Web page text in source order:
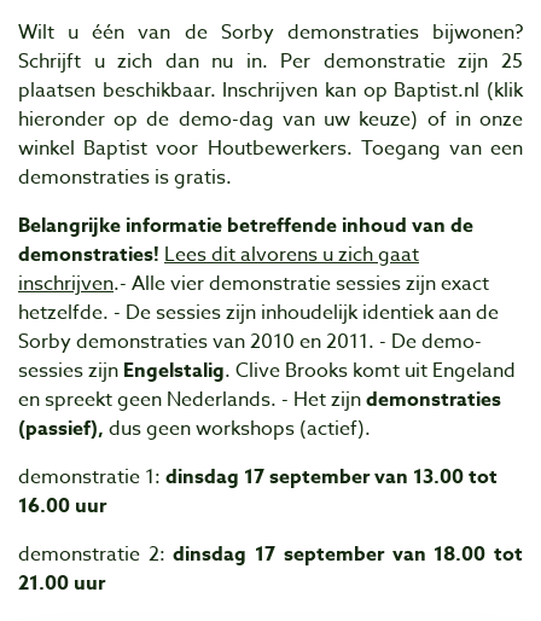
Wilt u één van de Sorby demonstraties bijwonen?
Schrijft u zich dan nu in. Per demonstratie zijn 25
plaatsen beschikbaar. Inschrijven kan op Baptist.nl (klik
hieronder op de demo-dag van uw keuze) of in onze
winkel Baptist voor Houtbewerkers. Toegang van een
demonstraties is gratis.
Belangrijke informatie betreffende inhoud van de
demonstraties! Lees dit alvorens u zich gaat
inschrijven.- Alle vier demonstratie sessies zijn exact
hetzelfde. - De sessies zijn inhoudelijk identiek aan de
Sorby demonstraties van 2010 en 2011. - De demo-
sessies zijn Engelstalig. Clive Brooks komt uit Engeland
en spreekt geen Nederlands. - Het zijndemonstraties
(passief), dus geen workshops (actief).
demonstratie 1: dinsdag 17 september van 13.00 tot
16.00 uur
demonstratie 2:dinsdag 17 september van 18.00 tot
21.00 uur